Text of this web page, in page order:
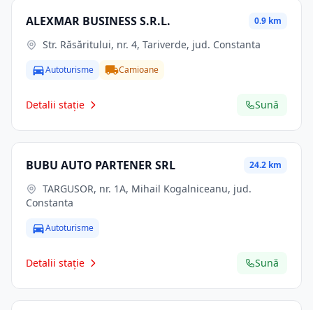
ALEXMAR BUSINESS S.R.L. 0.9 km
Str. Răsăritului, nr. 4, Tariverde, jud. Constanta
Autoturisme Camioane
Detalii stație Sună
BUBU AUTO PARTENER SRL 24.2 km
Constanta
Autoturisme
Detalii stație Sună